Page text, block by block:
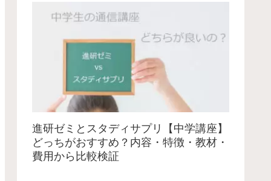
進研ゼミとスタディサプリ【中学講座】
どっちがおすすめ？内容・特徴・教材・
費用から比較検証